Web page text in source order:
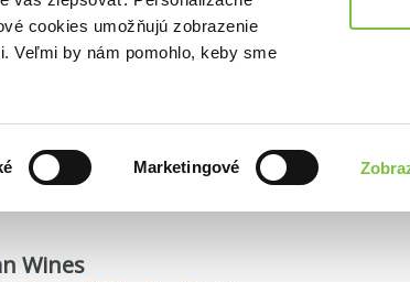
cookies umožňujú zobrazenie
Veľmi by nám pomohlo, keby sme
Marketingové Zoradiť podľa:
Wines